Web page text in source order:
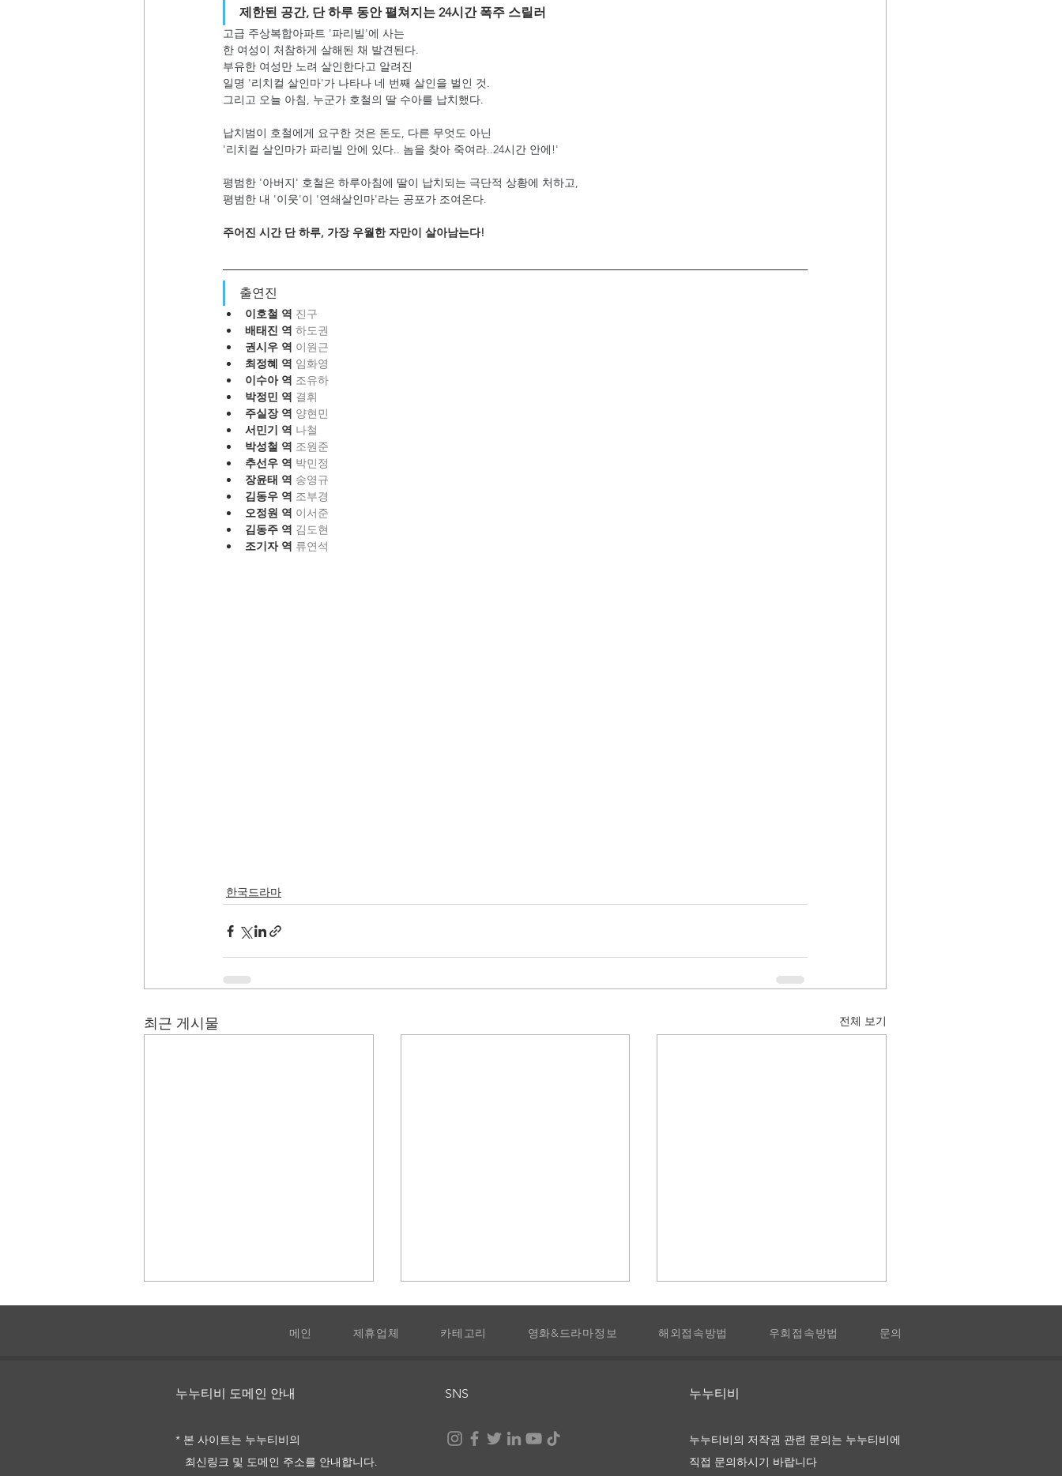
제한된 공간, 단 하루 동안 펼쳐지는 24시간 폭주 스릴러
고급 주상복합아파트 '파리빌'에 사는
한 여성이 처참하게 살해된 채 발견된다.
부유한 여성만 노려 살인한다고 알려진
일명 '리치컬 살인마'가 나타나 네 번째 살인을 벌인 것.
그리고 오늘 아침, 누군가 호철의 딸 수아를 납치했다.
납치범이 호철에게 요구한 것은 돈도, 다른 무엇도 아닌
'리치컬 살인마가 파리빌 안에 있다.. 놈을 찾아 죽여라..24시간 안에!'
평범한 '아버지' 호철은 하루아침에 딸이 납치되는 극단적 상황에 처하고,
평범한 내 '이웃'이 '연쇄살인마'라는 공포가 조여온다.
주어진 시간 단 하루, 가장 우월한 자만이 살아남는다!
출연진
이호철 역 진구
배태진 역 하도권
권시우 역 이원근
최정혜 역 임화영
이수아 역 조유하
박정민 역 결휘
주실장 역 양현민
서민기 역 나철
박성철 역 조원준
추선우 역 박민정
장윤태 역 송영규
김동우 역 조부경
오정원 역 이서준
김동주 역 김도현
조기자 역 류연석
한국드라마
최근 게시물 전체 보기
반짝이는 워터멜론 다시보기
오늘도 지송합니다 다시보기
및 정보
메인 제휴업체 카테고리 영화&드라마정보 해외접속방법 우회접속방법 문의
누누티비 도메인 안내
* 본 사이트는 누누티비의
최신링크 및 도메인 주소를 안내합니다.
SNS ​누누티비
누누티비의 저작권 관련 문의는 누누티비에
직접 문의하시기 바랍니다